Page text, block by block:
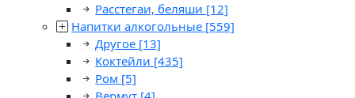
Расстегаи, беляши [12]
Напитки алкогольные [559]
Другое [13]
Коктейли [435]
Ром [5]